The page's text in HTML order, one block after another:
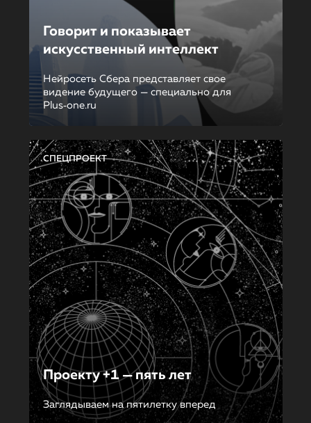
Говорит и показывает
искусственный интеллект
Нейросеть Сбера представляет свое
видение будущего — специально для
Plus‑one.ru
СПЕЦПРОЕКТ
Проекту +1 — пять лет
Заглядываем на пятилетку вперед